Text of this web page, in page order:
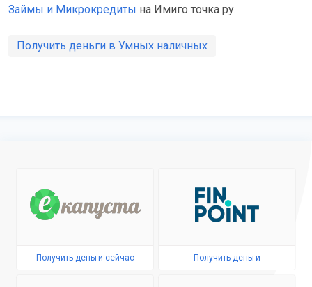
Займы и Микрокредиты на Имиго точка ру.
Получить деньги в Умных наличных
Получить деньги сейчас Получить деньги